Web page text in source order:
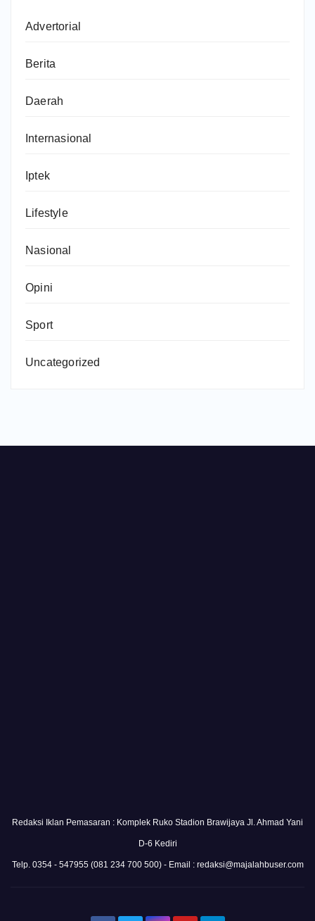
Advertorial
Berita
Daerah
Internasional
Iptek
Lifestyle
Nasional
Opini
Sport
Uncategorized
Redaksi Iklan Pemasaran : Komplek Ruko Stadion Brawijaya Jl. Ahmad Yani
D-6 Kediri
Telp. 0354 - 547955 (081 234 700 500) - Email : redaksi@majalahbuser.com